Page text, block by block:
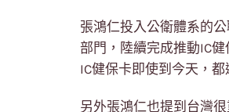
張鴻仁投入公衛體系的
部門，陸續完成推動IC
IC健保卡即使到今天，
另外張鴻仁也提到台灣